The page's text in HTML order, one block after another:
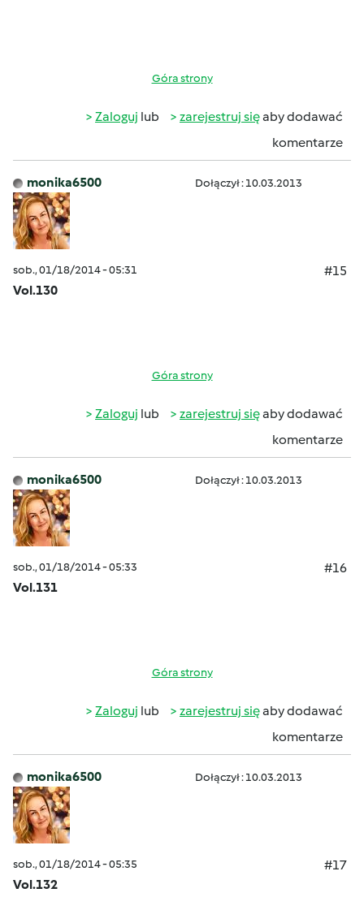
Góra strony
Zaloguj lub zarejestruj sięaby dodawać
komentarze
monika6500 Dołączył : 10.03.2013
sob., 01/18/2014 - 05:31
#15
Vol.130
Góra strony
Zaloguj lub zarejestruj sięaby dodawać
komentarze
monika6500 Dołączył : 10.03.2013
sob., 01/18/2014 - 05:33
#16
Vol.131
Góra strony
Zaloguj lub zarejestruj sięaby dodawać
komentarze
monika6500 Dołączył : 10.03.2013
sob., 01/18/2014 - 05:35
#17
Vol.132